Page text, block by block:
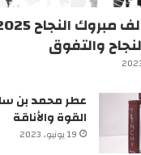
والتفوق
عطر محمد بن
القوة والأناقة
19 يونيو، 2023